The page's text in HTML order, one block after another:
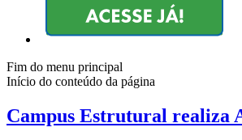
Fim do menu principal
Início do conteúdo da página
Campus Estrutural realiza